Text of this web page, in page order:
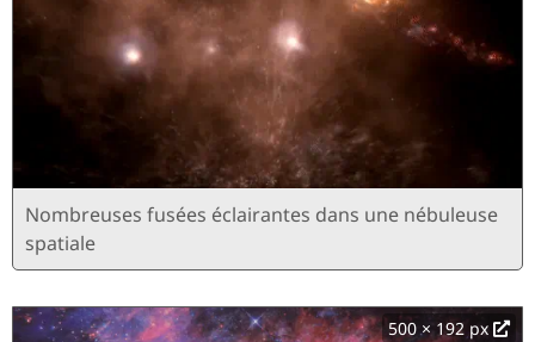
Nombreuses fusées éclairantes dans une nébuleuse
spatiale
500 × 192 px